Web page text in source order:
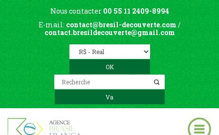
Nous contacter 00 55 11 2409-8994
E-mail: contact@bresil-decouverte.com /
contact.bresildecouverte@gmail.com